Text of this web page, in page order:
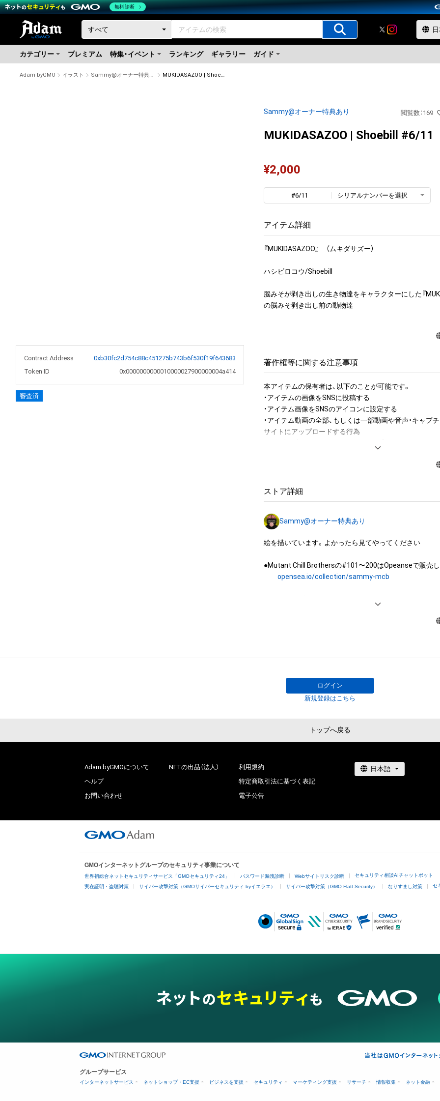
カテゴリー プレミアム 特集・イベント ランキング ギャラリー ガイド
Adam byGMO イラスト Sammy@オーナー特典あり MUKIDASAZOO | Shoebill
Contract Address
0xb30fc2d754c88c451275b743b6f530f19f643683
Token ID
0x0000000000010000027900000004a414
審査済
Sammy@オーナー特典あり 閲覧数 ： 169
MUKIDASAZOO | Shoebill #6/11
¥2,000
#6/11 シリアルナンバーを選択
アイテム詳細
『MUKIDASAZOO』　（ムキダサズー）
ハシビロコウ/Shoebill
脳みそが剥き出しの生き物達をキャラクターにした『
の脳みそ剥き出し前の動物達
著作権等に関する注意事項
本アイテムの保有者は、以下のことが可能です。
・アイテムの画像をSNSに投稿する
・アイテム画像をSNSのアイコンに設定する
・アイテム動画の全部、もしくは一部動画や音声・キャプ
サイトにアップロードする行為
・アイテムの画像を使用してメッセージカードを制作し
・アイテム画像を使用した二次創作物（ご自身で描いたイ
アイテムに関する注意事項
みますがこれらに限られません。)にかかる知的財産権(著
それらの権利につき登録等を出願する権利を含みます。)
は、本アイテムの著作権を有する方、著作隣接権の権利者
有していたとしても、本アイテムに関する創作物にかか
・本アイテムの著作権を有する方、著作隣接権の権利者
・本アイテムに関する創作物の利用については、公序良俗
用またはその恐れのある利用など、作成者が不適切である
利用をお断りさせていただきます。
の他第三者が損害を被った場合、その損害がいかなる原
ストア詳細
Sammy@オーナー特典あり
絵を描いています。よかったら見てやってください
●Mutant Chill Brothersの#101〜200はOpeanseで販売し
opensea.io/collection/sammy-mcb
コロナが世界規模で猛威を振るう中、日本でも緊急事態
仕事も無くなり自宅時間が増えたタイミングでデジタル
日まで絵を描き続けています。
●opensea等への出庫について
DM on Twitter or Instagram and we will invite you.
illustrations as I had more time at home due to losing
ログイン
新規登録はこちら
トップへ戻る
Adam byGMOについて
ヘルプ
お問い合わせ
NFTの出品（法人）
利用規約
特定商取引法に基づく表記
電子公告
GMOインターネットグループのセキュリティ事業について
世界初総合ネットセキュリティサービス「GMOセキュリティ24」 パスワード漏洩診断 Webサイトリスク診断 セキュリティ相談AIチャットボット
実在証明・盗聴対策 サイバー攻撃対策（GMOサイバーセキュリティ byイエラエ） サイバー攻撃対策（GMO Flatt Security） なりすまし対策 セ
グループサービス
インターネットサービス ネットショップ・EC支援 ビジネスを支援 セキュリティ マーケティング支援 リサーチ 情報収集 ネット金融
無料診断